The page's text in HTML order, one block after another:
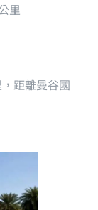
里
距離曼谷國